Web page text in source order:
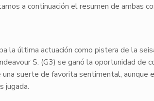
a continuación el resumen de ambas
la última actuación como pistera de la
S. (G3) se ganó la oportunidad de
suerte de favorita sentimental, aunque
jugada.